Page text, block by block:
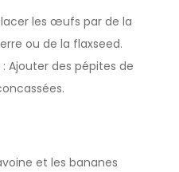
les œufs par de la
ou de la flaxseed.
: Ajouter des pépites de
et les bananes